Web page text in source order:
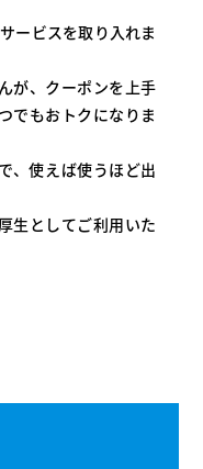
ービスを取り入れま
が、クーポンを上手
でもおトクになりま
、使えば使うほど出
生としてご利用いた